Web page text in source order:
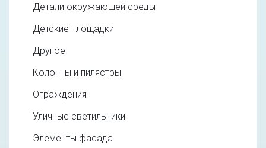
Детали окружающей среды
Детские площадки
Другое
Колонны и пилястры
Ограждения
Уличные светильники
Элементы фасада